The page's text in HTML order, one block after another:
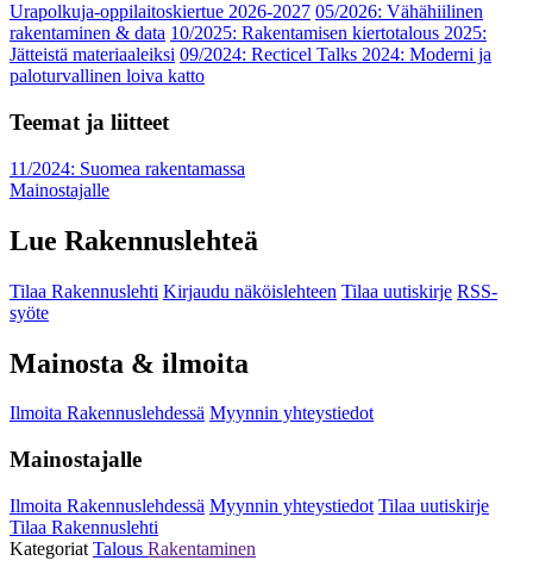
Urapolkuja-oppilaitoskiertue 2026-2027 05/2026: Vähähiilinen
rakentaminen & data 10/2025: Rakentamisen kiertotalous 2025:
Jätteistä materiaaleiksi 09/2024: Recticel Talks 2024: Moderni ja
paloturvallinen loiva katto
Teemat ja liitteet
11/2024: Suomea rakentamassa
Mainostajalle
Lue Rakennuslehteä
Tilaa Rakennuslehti Kirjaudu näköislehteen Tilaa uutiskirje RSS-
syöte
Mainosta & ilmoita
Ilmoita Rakennuslehdessä Myynnin yhteystiedot
Mainostajalle
Ilmoita Rakennuslehdessä Myynnin yhteystiedot Tilaa uutiskirje
Tilaa Rakennuslehti
Kategoriat Talous Rakentaminen